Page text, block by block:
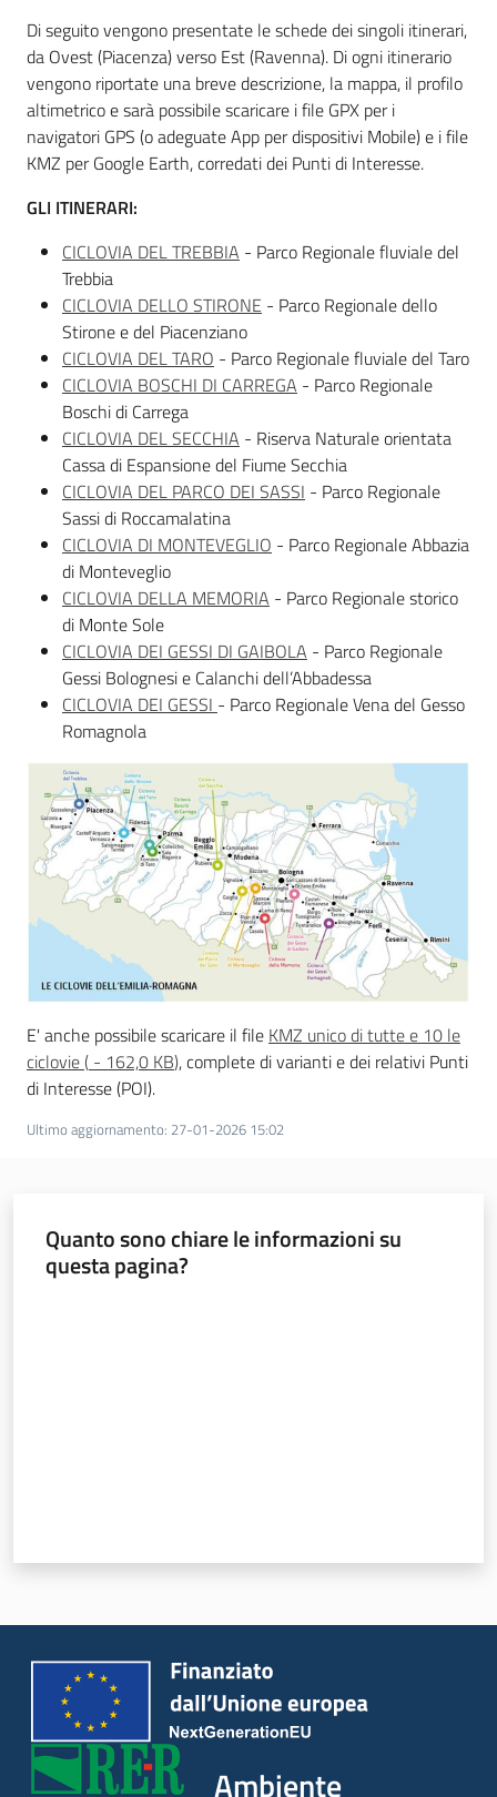
Novità
Servizi
Leggi Atti Bandi
Piani Programmi
Progetti
Di seguito vengono presentate le schede dei singoli itinerari,
da Ovest (Piacenza) verso Est (Ravenna). Di ogni itinerario
vengono riportate una breve descrizione, la mappa, il profilo
altimetrico e sarà possibile scaricare i file GPX per i
navigatori GPS (o adeguate App per dispositivi Mobile) e i file
KMZ per Google Earth, corredati dei Punti di Interesse.
GLI ITINERARI:
CICLOVIA DEL TREBBIA - Parco Regionale fluviale del
Trebbia
CICLOVIA DELLO STIRONE - Parco Regionale dello
Stirone e del Piacenziano
CICLOVIA DEL TARO - Parco Regionale fluviale del Taro
CICLOVIA BOSCHI DI CARREGA - Parco Regionale
Boschi di Carrega
CICLOVIA DEL SECCHIA - Riserva Naturale orientata
Cassa di Espansione del Fiume Secchia
CICLOVIA DEL PARCO DEI SASSI - Parco Regionale
Sassi di Roccamalatina
CICLOVIA DI MONTEVEGLIO - Parco Regionale Abbazia
di Monteveglio
CICLOVIA DELLA MEMORIA - Parco Regionale storico
di Monte Sole
CICLOVIA DEI GESSI DI GAIBOLA - Parco Regionale
Gessi Bolognesi e Calanchi dell’Abbadessa
CICLOVIA DEI GESSI - Parco Regionale Vena del Gesso
Romagnola
E' anche possibile scaricare il file KMZ unico di tutte e 10 le
ciclovie( - 162,0 KB), complete di varianti e dei relativi Punti
di Interesse (POI).
Ultimo aggiornamento: 27-01-2026 15:02
Quanto sono chiare le informazioni su
questa pagina?
Ambiente